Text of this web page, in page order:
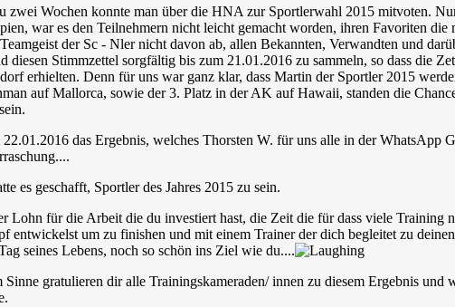
zwei Wochen konnte man über die HNA zur Sportlerwahl 2015 mitvoten.
war es den Teilnehmern nicht leicht gemacht worden, ihren Favoriten die
der Sc - Nler nicht davon ab, allen Bekannten, Verwandten und
diesen Stimmzettel sorgfältig bis zum 21.01.2016 zu sammeln, so dass die
erhielten. Denn für uns war ganz klar, dass Martin der Sportler 2015
auf Mallorca, sowie der 3. Platz in der AK auf Hawaii, standen die
22.01.2016 das Ergebnis, welches Thorsten W. für uns alle in der WhatsApp
es geschafft, Sportler des Jahres 2015 zu sein.
Lohn für die Arbeit die du investiert hast, die Zeit die für dass viele Training
entwickelst um zu finishen und mit einem Trainer der dich begleitet zu
seines Lebens, noch so schön ins Ziel wie du....
Sinne gratulieren dir alle Trainingskameraden/ innen zu diesem Ergebnis